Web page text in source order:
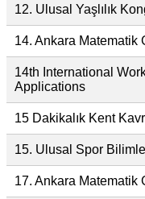
12. Ulusal Yaşlılık
14. Ankara Matematik
14th International
Applications
15 Dakikalık Kent
15. Ulusal Spor
17. Ankara Matematik